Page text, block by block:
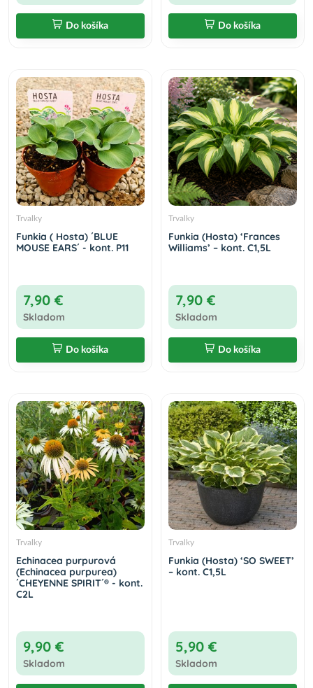
Do košíka Do košíka
Trvalky
Funkia ( Hosta) ´BLUE
MOUSE EARS´ - kont. P11
7,90 €
Skladom
Do košíka
Trvalky
Funkia (Hosta) ‘Frances
Williams’ – kont. C1,5L
7,90 €
Skladom
Do košíka
Trvalky
Echinacea purpurová
(Echinacea purpurea)
´CHEYENNE SPIRIT´® - kont.
C2L
9,90 €
Skladom
Trvalky
Funkia (Hosta) ‘SO SWEET’
– kont. C1,5L
5,90 €
Skladom